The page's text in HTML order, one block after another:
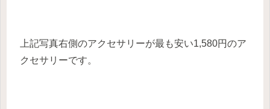
上記写真右側のアクセサリーが最も安い1,580円のア
クセサリーです。